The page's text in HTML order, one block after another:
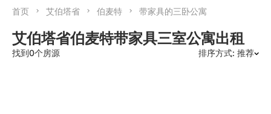
首页 艾伯塔省 伯麦特 带家具的三卧公寓
艾伯塔省伯麦特带家具三室公寓出租
找到0个房源 排序方式: 推荐